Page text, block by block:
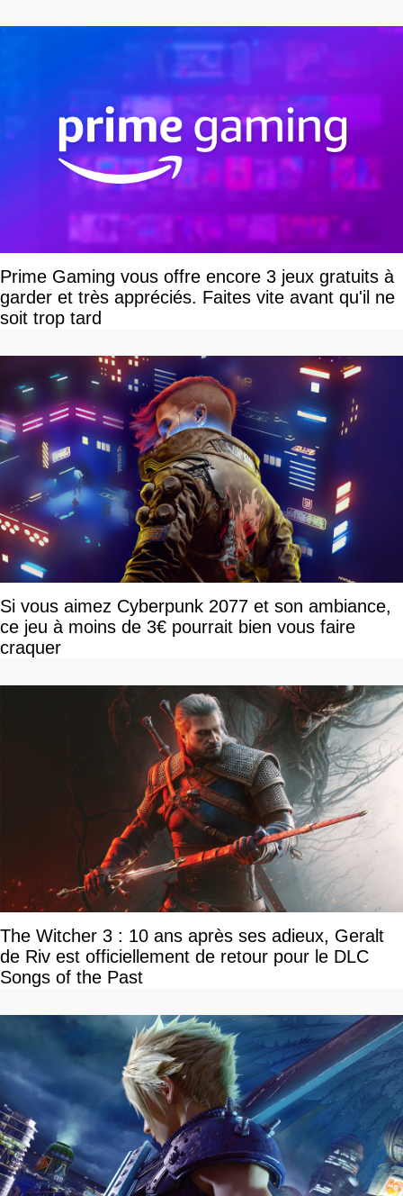
Prime Gaming vous offre encore 3 jeux gratuits à
garder et très appréciés. Faites vite avant qu'il ne
soit trop tard
Si vous aimez Cyberpunk 2077 et son ambiance,
ce jeu à moins de 3€ pourrait bien vous faire
craquer
The Witcher 3 : 10 ans après ses adieux, Geralt
de Riv est officiellement de retour pour le DLC
Songs of the Past